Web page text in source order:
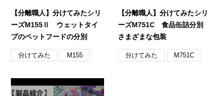
【分離職人】分けてみたシリ
ーズM155Ⅱ ウェットタイ
プのペットフードの分別
分けてみた M155
【分離職人】分けてみたシリ
ーズM751C 食品缶詰分別
さまざまな包装
分けてみた M751C